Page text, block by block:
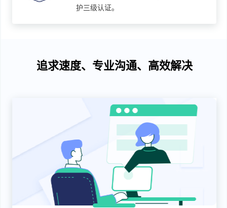
护三级认证。
追求速度、专业沟通、高效解决